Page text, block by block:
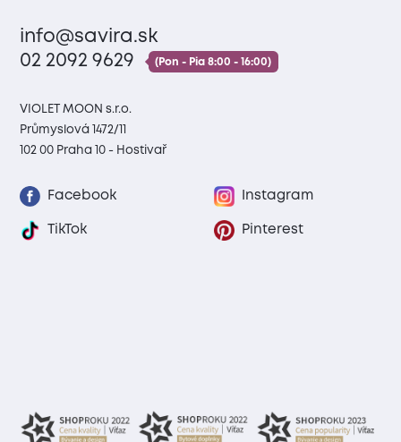
info@savira.sk
02 2092 9629
(Pon - Pia 8:00 - 16:00)
VIOLET MOON s.r.o.
Průmyslová 1472/11
102 00 Praha 10 - Hostivař
Facebook Instagram
TikTok Pinterest